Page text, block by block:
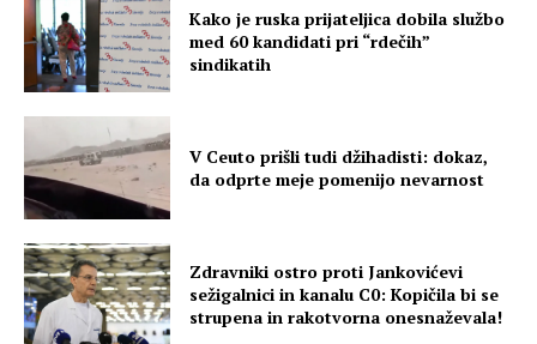
Kako je ruska prijateljica dobila službo
med 60 kandidati pri “rdečih”
sindikatih
V Ceuto prišli tudi džihadisti: dokaz,
da odprte meje pomenijo nevarnost
Zdravniki ostro proti Jankovićevi
sežigalnici in kanalu C0: Kopičila bi se
strupena in rakotvorna onesnaževala!